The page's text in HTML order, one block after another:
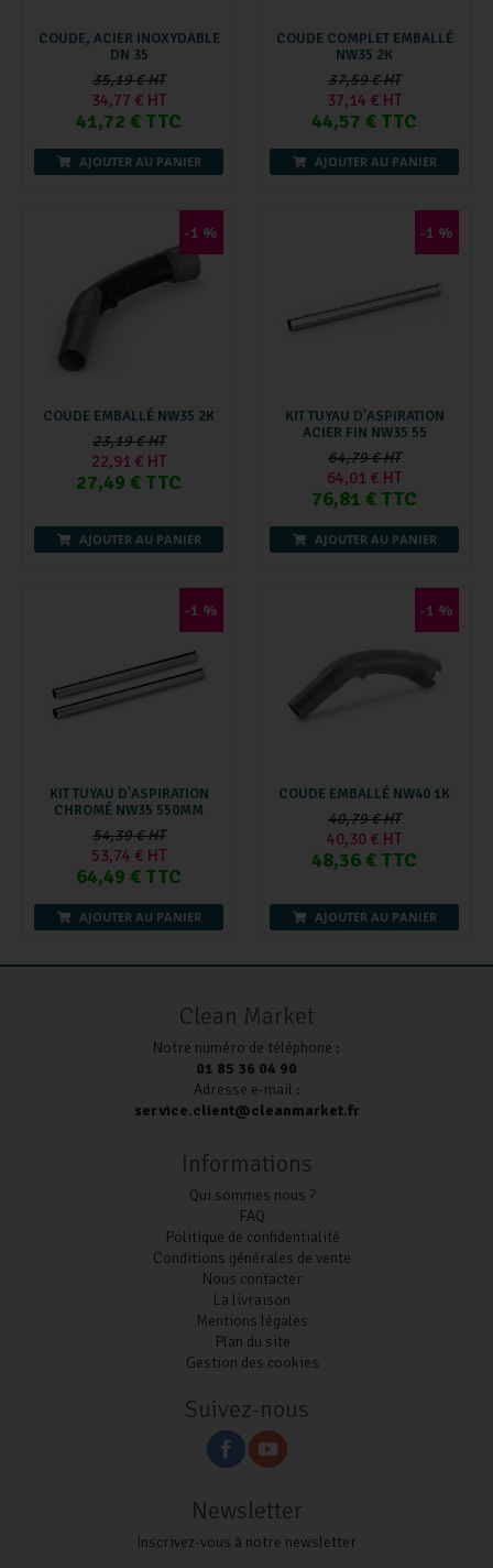
COUDE, ACIER INOXYDABLE
DN 35
35,19 € HT
34,77 € HT
41,72 € TTC
AJOUTER AU PANIER
COUDE COMPLET EMBALLÉ
NW35 2K
37,59 € HT
37,14 € HT
44,57 € TTC
AJOUTER AU PANIER
-1 %
COUDE EMBALLÉ NW35 2K
23,19 € HT
22,91 € HT
27,49 € TTC
AJOUTER AU PANIER
-1 %
KIT TUYAU D'ASPIRATION
ACIER FIN NW35 55
64,79 € HT
64,01 € HT
76,81 € TTC
AJOUTER AU PANIER
-1 %
KIT TUYAU D'ASPIRATION
CHROMÉ NW35 550MM
54,39 € HT
53,74 € HT
64,49 € TTC
AJOUTER AU PANIER
-1 %
COUDE EMBALLÉ NW40 1K
40,79 € HT
40,30 € HT
48,36 € TTC
AJOUTER AU PANIER
Clean Market
Notre numéro de téléphone :
01 85 36 04 90
Adresse e-mail :
service.client@cleanmarket.fr
Informations
Qui sommes nous ?
FAQ
Politique de confidentialité
Conditions générales de vente
Nous contacter
La livraison
Mentions légales
Plan du site
Gestion des cookies
Suivez-nous
Newsletter
Inscrivez-vous à notre newsletter